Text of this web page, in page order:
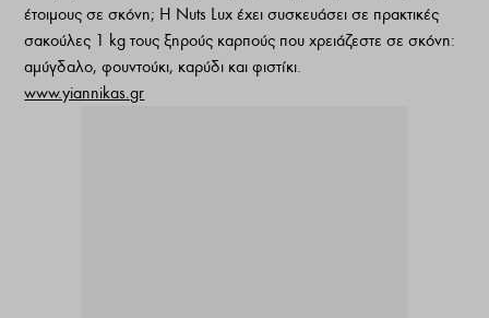
έτοιμους σε σκόνη; H Nuts Lux έχει συσκευάσει σε πρακτικές
σακούλες 1 kg τους ξηρούς καρπούς που χρειάζεστε σε σκόνη:
αμύγδαλο, φουντούκι, καρύδι και φιστίκι.
www.yiannikas.gr